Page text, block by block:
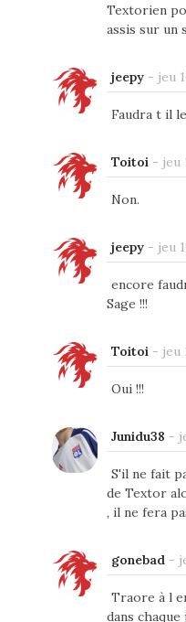
Textorien
assis sur un
jeepy- jeu
Faudra t il
Toitoi - jeu
Non.
jeepy- jeu
encore
Sage !!!
Toitoi - jeu
Oui !!!
Junidu38 -
S'il ne fait
de Textor
, il ne fera
gonebad -
Traore à l
dans chaque